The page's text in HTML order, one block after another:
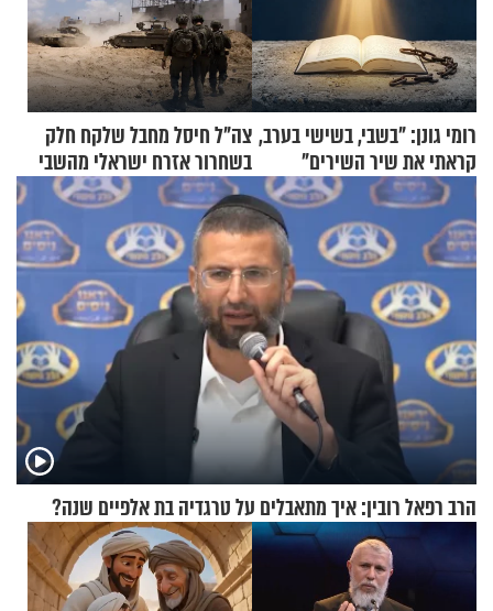
רומי גונן: "בשבי, בשישי בערב,
קראתי את שיר השירים"
צה"ל חיסל מחבל שלקח חלק
בשחרור אזרח ישראלי מהשבי
הרב רפאל רובין: איך מתאבלים על טרגדיה בת אלפיים שנה?